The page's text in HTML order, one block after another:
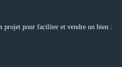
projet pour faciliter et vendre un bien :